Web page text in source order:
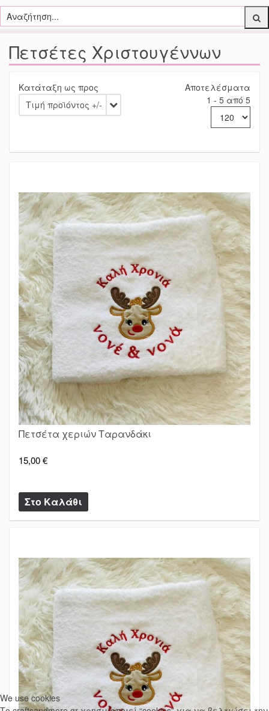
Πετσέτες Χριστουγέννων
Κατάταξη ως προς
Τιμή προϊόντος +/-
Αποτελέσματα
1 - 5 από 5
Πετσέτα χεριών Ταρανδάκι
15,00 €
We use cookies